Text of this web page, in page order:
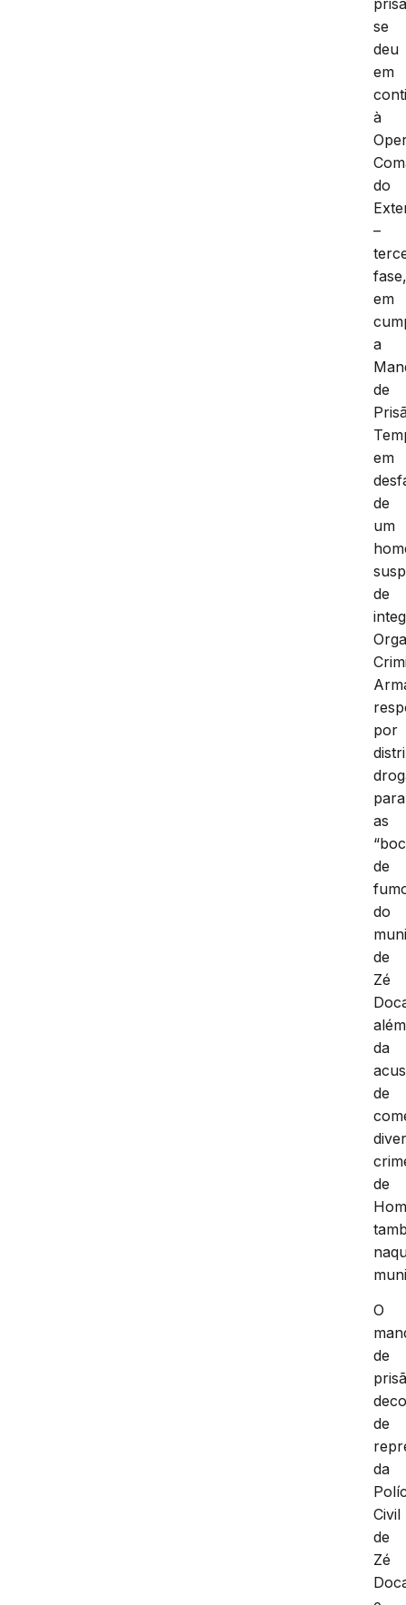
se
deu
em
à
do
–
em
a
de
em
de
um
de
por
para
as
de
do
de
Zé
além
da
de
de
O
de
de
da
Civil
de
Zé